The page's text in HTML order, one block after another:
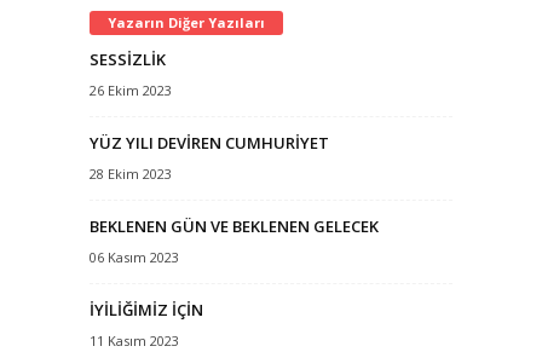
Yazarın Diğer Yazıları
SESSİZLİK
26 Ekim 2023
YÜZ YILI DEVİREN CUMHURİYET
28 Ekim 2023
BEKLENEN GÜN VE BEKLENEN GELECEK
06 Kasım 2023
İYİLİĞİMİZ İÇİN
11 Kasım 2023